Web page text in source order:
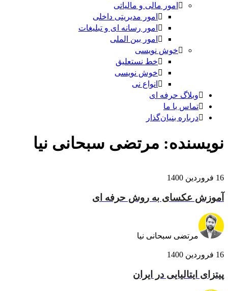
امور مالی و مالیاتی
امور مدیریتی داخلی
امور رسانه ای و تبلیغات
امور بین الملی
خوش نویسی
خط نستعلیق
خوش نویسی
انواع نی
وبلاگ حرفه ای
تماس با ما
درباره بنیان‌گذار
نویسنده: مرتضی سبحانی نیا
16 فروردین 1400
آموزش عکسای به روش حرفه ای
مرتضی سبحانی نیا
16 فروردین 1400
پیتزای ایتالیایی در ایران